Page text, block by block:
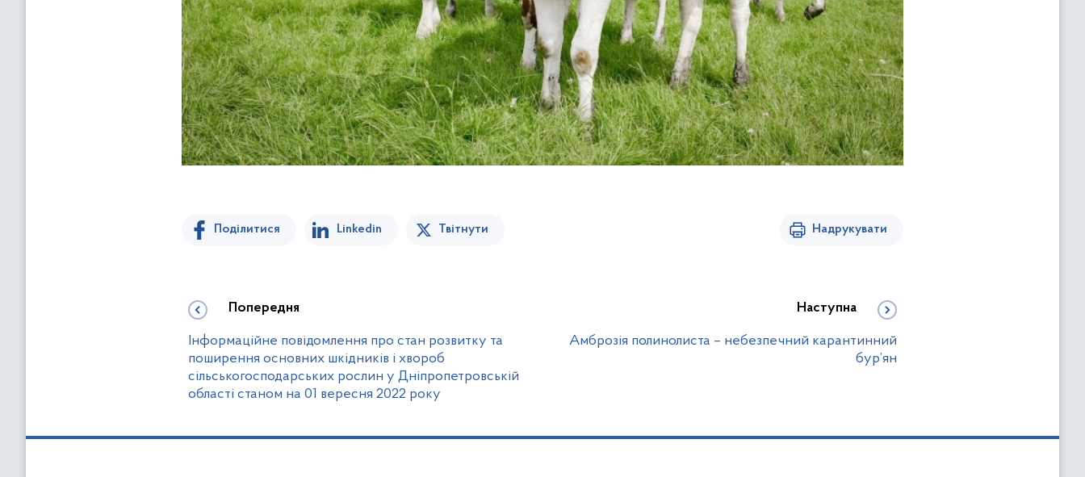
Поділитися Linkedin Твітнути Надрукувати
Попередня
Інформаційне повідомлення про стан розвитку та
поширення основних шкідників і хвороб
сільськогосподарських рослин у Дніпропетровській
області станом на 01 вересня 2022 року
Наступна
Амброзія полинолиста – небезпечний карантинний
бур’ян